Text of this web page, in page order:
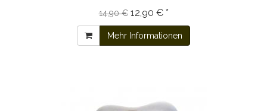
14,90 € 12,90 € *
Mehr Informationen